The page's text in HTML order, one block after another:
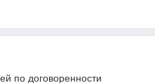
по договоренности